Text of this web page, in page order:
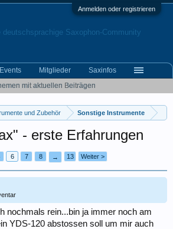
Anmelden oder registrieren
und Zubehör Sonstige Instrumente
- erste Erfahrungen
6 7 8 → 13 Weiter >
nochmals rein...bin ja immer noch am
YDS-120 abstossen soll um mir auch
mit aktuellen Beiträgen
Events Mitglieder Saxinfos